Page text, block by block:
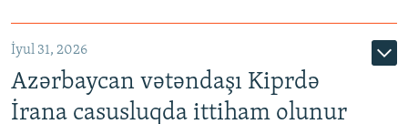
İyul 31, 2026
Azərbaycan vətəndaşı Kiprdə
İrana casusluqda ittiham olunur